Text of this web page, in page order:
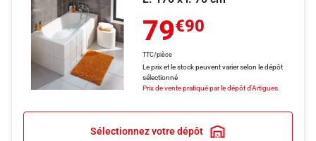
79€90
TTC/pièce
Le prix et le stock peuvent varier selon le dépôt
sélectionné
Prix de vente pratiqué par le dépôt d'Artigues.
Sélectionnez votre dépôt